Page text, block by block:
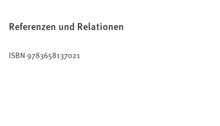
Referenzen und Relationen
ISBN 9783658137021